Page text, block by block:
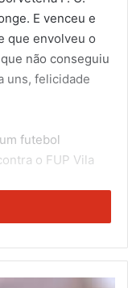
E venceu e
que envolveu o
não conseguiu
uns, felicidade
futebol
o FUP Vila